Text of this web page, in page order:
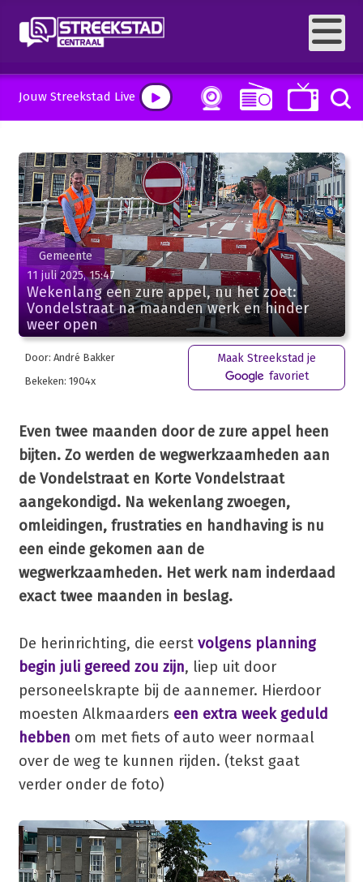
Jouw Streekstad Live
Gemeente
11 juli 2025, 15:47
Wekenlang een zure appel, nu het zoet:
Vondelstraat na maanden werk en hinder
weer open
Door: André Bakker
Bekeken: 1904x
Maak Streekstad je
favoriet
Even twee maanden door de zure appel heen
bijten. Zo werden de wegwerkzaamheden aan
de Vondelstraat en Korte Vondelstraat
aangekondigd. Na wekenlang zwoegen,
omleidingen, frustraties en handhaving is nu
een einde gekomen aan de
wegwerkzaamheden. Het werk nam inderdaad
exact twee maanden in beslag.
De herinrichting, die eerst volgens planning
begin juli gereed zou zijn, liep uit door
personeelskrapte bij de aannemer. Hierdoor
moesten Alkmaarders een extra week geduld
hebben om met fiets of auto weer normaal
over de weg te kunnen rijden. (tekst gaat
verder onder de foto)